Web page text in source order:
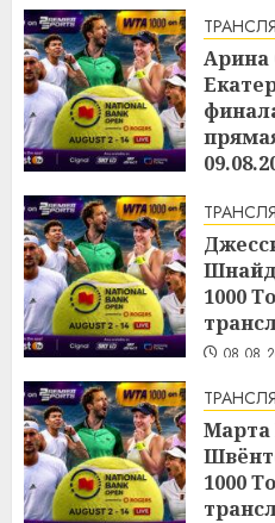
Арина
1000
Марта
1000